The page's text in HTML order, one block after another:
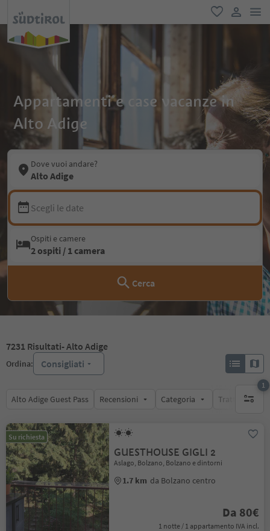
favoriti
user link
Appartamenti e case vacanze in
Alto Adige
Dove vuoi andare?
Alto Adige
Scegli le date
Ospiti e camere
2 ospiti / 1 camera
Cerca
7231 Risultati- Alto Adige
Ordina: Consigliati
Alto Adige Guest Pass Recensioni Categoria Trattamento
1
1 filtro
Su richiesta
GUESTHOUSE GIGLI 2
Aslago, Bolzano, Bolzano e dintorni
1.7 km da Bolzano centro
Da 80€
1 notte / 1 appartamento IVA incl.